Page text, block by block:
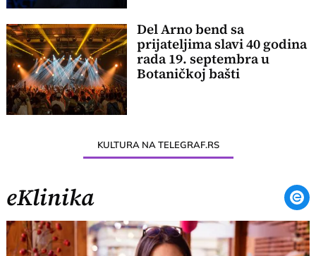
Del Arno bend sa
prijateljima slavi 40 godina
rada 19. septembra u
Botaničkoj bašti
KULTURA NA TELEGRAF.RS
eKlinika